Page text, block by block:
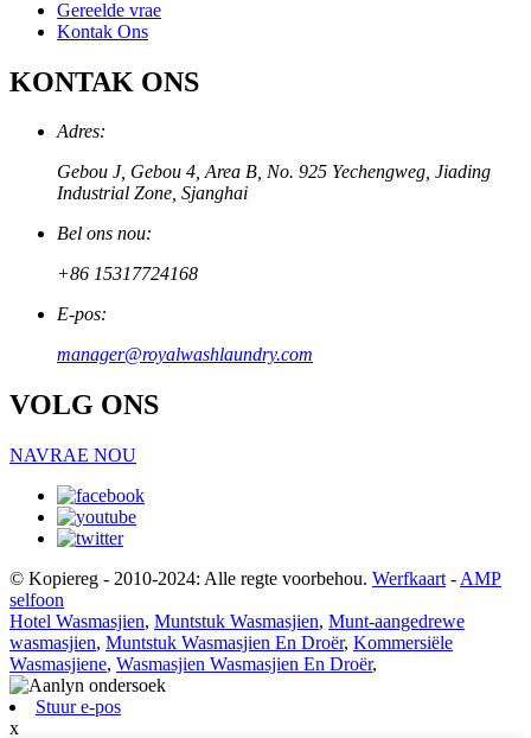
Gereelde vrae
Kontak Ons
KONTAK ONS
Adres:
Gebou J, Gebou 4, Area B, No. 925 Yechengweg, Jiading
Industrial Zone, Sjanghai
Bel ons nou:
+86 15317724168
E-pos:
manager@royalwashlaundry.com
VOLG ONS
NAVRAE NOU
© Kopiereg - 2010-2024: Alle regte voorbehou. Werfkaart - AMP
selfoon
Hotel Wasmasjien, Muntstuk Wasmasjien, Munt-aangedrewe
wasmasjien, Muntstuk Wasmasjien En Droër, Kommersiële
Wasmasjiene, Wasmasjien Wasmasjien En Droër,
Stuur e-pos
x